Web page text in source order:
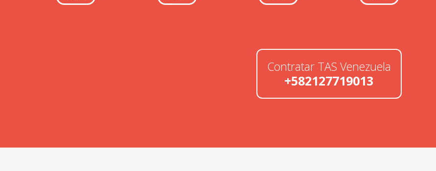
Contratar TAS Venezuela
+582127719013